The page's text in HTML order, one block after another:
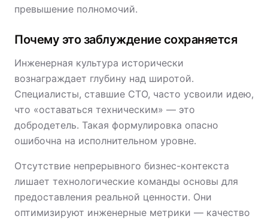
превышение полномочий.
Почему это заблуждение сохраняется
Инженерная культура исторически
вознаграждает глубину над широтой.
Специалисты, ставшие CTO, часто усвоили идею,
что «оставаться техническим» — это
добродетель. Такая формулировка опасно
ошибочна на исполнительном уровне.
Отсутствие непрерывного бизнес-контекста
лишает технологические команды основы для
предоставления реальной ценности. Они
оптимизируют инженерные метрики — качество